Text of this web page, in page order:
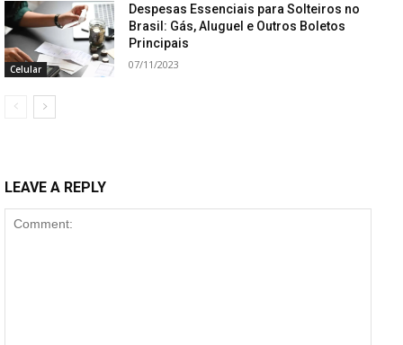
Celular
Despesas Essenciais para Solteiros no
Brasil: Gás, Aluguel e Outros Boletos
Principais
07/11/2023
LEAVE A REPLY